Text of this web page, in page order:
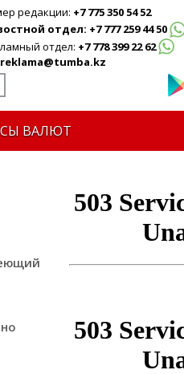
редакции: +7 775 350 54 52
отдел: +7 777 259 44 50
отдел: +7 778 399 22 62
reklama@tumba.kz
ВАЛЮТ